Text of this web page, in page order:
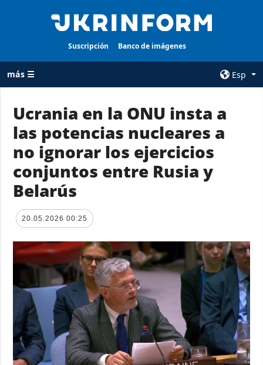
Suscripción Banco de imágenes
más ☰
Esp
TODAS LAS
CATEGORÍAS
Guerra
Reconstrucción
de Ucrania
Política
Economía
Defensa
Sociedad y
Cultura
Deportes
Crimen
Desastres y
emergencias
AGENCIA
sobre la agencia
contacto
condiciones de
privacidad y
protección de
datos personales
Ucrania en la ONU insta a
las potencias nucleares a
no ignorar los ejercicios
conjuntos entre Rusia y
Belarús
20.05.2026 00:25